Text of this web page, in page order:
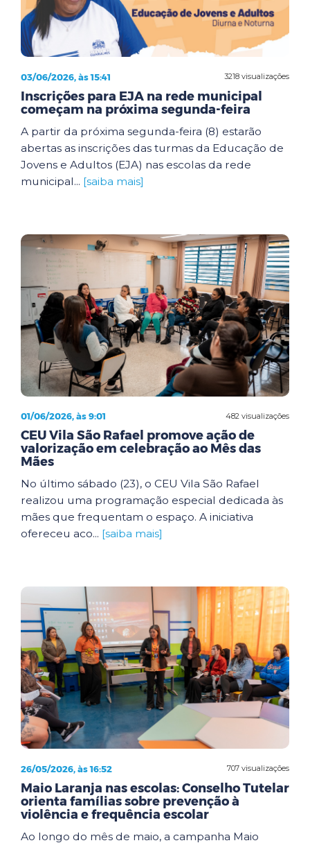
3218 visualizações
03/06/2026, às 15:41
Inscrições para EJA na rede municipal
começam na próxima segunda-feira
A partir da próxima segunda-feira (8) estarão
abertas as inscrições das turmas da Educação de
Jovens e Adultos (EJA) nas escolas da rede
municipal... [saiba mais]
482 visualizações
01/06/2026, às 9:01
CEU Vila São Rafael promove ação de
valorização em celebração ao Mês das
Mães
No último sábado (23), o CEU Vila São Rafael
realizou uma programação especial dedicada às
mães que frequentam o espaço. A iniciativa
ofereceu aco... [saiba mais]
707 visualizações
26/05/2026, às 16:52
Maio Laranja nas escolas: Conselho Tutelar
orienta famílias sobre prevenção à
violência e frequência escolar
Ao longo do mês de maio, a campanha Maio